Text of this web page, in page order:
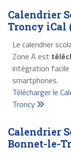
Calendrier
Troncy iCal
Le calendrier
Zone A est
intégration facile
smartphones.
Télécharger le
Troncy
Calendrier
Bonnet-le-